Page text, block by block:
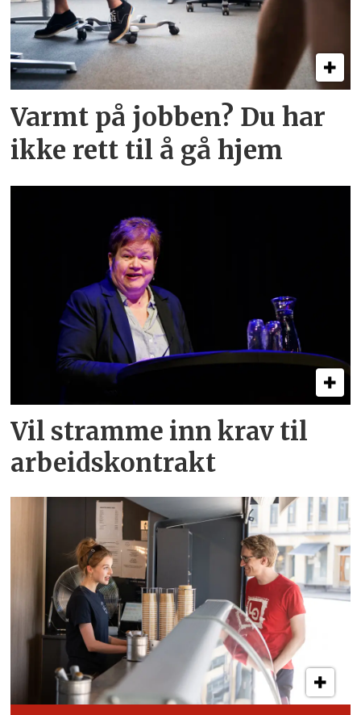
Varmt på jobben? Du har
ikke rett til å gå hjem
Vil stramme inn krav til
arbeids­kontrakt